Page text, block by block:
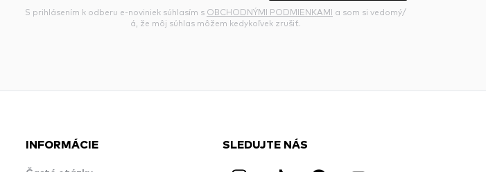
S prihlásením k odberu e-noviniek súhlasím s OBCHODNÝMI PODMIENKAMI a som si vedomý/
á, že môj súhlas môžem kedykoľvek zrušiť.
INFORMÁCIE SLEDUJTE NÁS